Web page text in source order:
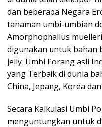
dan beberapa Negara
tanaman umbi-umbian
Amorphophallus
digunakan untuk bahan
jelly. Umbi Porang asli
yang Terbaik di dunia
China, Jepang, Korea
Secara Kalkulasi Umbi
menguntungkan untuk